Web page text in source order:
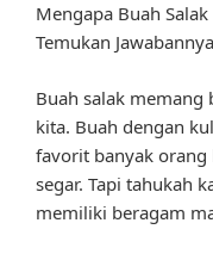
Mengapa Buah
Temukan
Buah salak memang
kita. Buah dengan
favorit banyak orang
segar. Tapi tahukah
memiliki beragam